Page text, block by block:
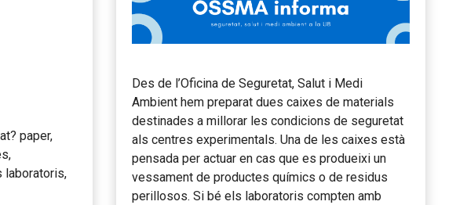
paper,
Des de l’Oficina de Seguretat, Salut i Medi
Ambient hem preparat dues caixes de materials
destinades a millorar les condicions de seguretat
als centres experimentals. Una de les caixes està
pensada per actuar en cas que es produeixi un
vessament de productes químics o de residus
perillosos. Si bé els laboratoris compten amb